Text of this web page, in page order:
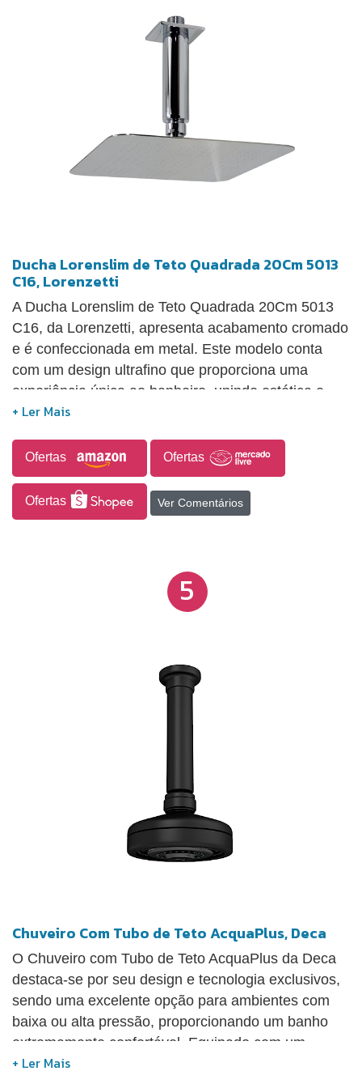
Ducha Lorenslim de Teto Quadrada 20Cm 5013
C16, Lorenzetti
A Ducha Lorenslim de Teto Quadrada 20Cm 5013
C16, da Lorenzetti, apresenta acabamento cromado
e é confeccionada em metal. Este modelo conta
com um design ultrafino que proporciona uma
experiência única ao banheiro, unindo estética e
conforto durante o banho. A ducha inclui um restritor
a economia de até 80% de água, sendo adequada
para uso com aquecedores de passagem de água a
gás.
Ofertas Ofertas
Ofertas Ver Comentários
5
Chuveiro Com Tubo de Teto AcquaPlus, Deca
O Chuveiro com Tubo de Teto AcquaPlus da Deca
destaca-se por seu design e tecnologia exclusivos,
sendo uma excelente opção para ambientes com
baixa ou alta pressão, proporcionando um banho
extremamente confortável. Equipado com um
sistema de autolimpeza, que é ativado no momento